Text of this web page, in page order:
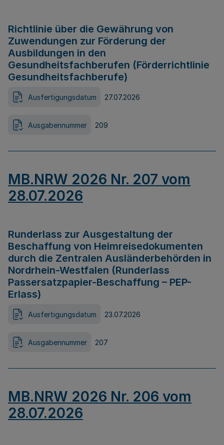
Richtlinie über die Gewährung von
Zuwendungen zur Förderung der
Ausbildungen in den
Gesundheitsfachberufen (Förderrichtlinie
Gesundheitsfachberufe)
Ausfertigungsdatum 27.07.2026
Ausgabennummer 209
MB.NRW 2026 Nr. 207 vom
28.07.2026
Runderlass zur Ausgestaltung der
Beschaffung von Heimreisedokumenten
durch die Zentralen Ausländerbehörden in
Nordrhein-Westfalen (Runderlass
Passersatzpapier-Beschaffung – PEP-
Erlass)
Ausfertigungsdatum 23.07.2026
Ausgabennummer 207
MB.NRW 2026 Nr. 206 vom
28.07.2026